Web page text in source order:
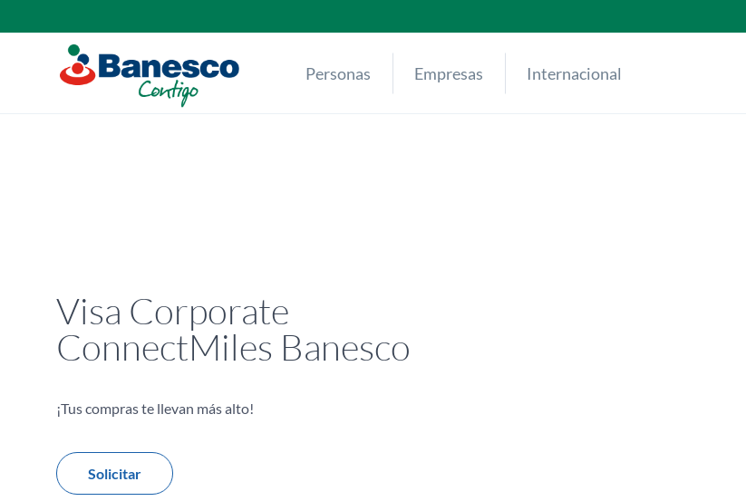
content
Personas Empresas Internacional
Visa Corporate
ConnectMiles Banesco
¡Tus compras te llevan más alto!
Solicitar